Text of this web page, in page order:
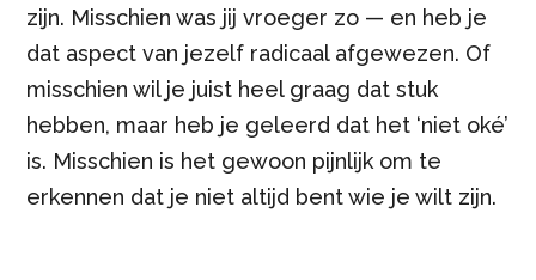
zijn. Misschien was jij vroeger zo — en heb je
dat aspect van jezelf radicaal afgewezen. Of
misschien wil je juist heel graag dat stuk
hebben, maar heb je geleerd dat het ‘niet oké’
is. Misschien is het gewoon pijnlijk om te
erkennen dat je niet altijd bent wie je wilt zijn.